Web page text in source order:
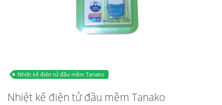
Nhiệt kế điện tử đầu mềm Tanako
Nhiệt kế điện tử đầu mềm Tanako